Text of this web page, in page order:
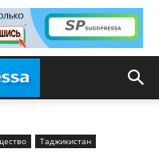
Таджикистан